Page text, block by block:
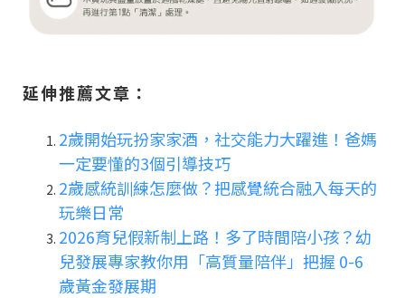
延伸推薦文章：
2歲開始玩扮家家酒，社交能力大躍進！爸媽
一定要懂的3個引導技巧
2歲感統訓練怎麼做？把感覺統合融入每天的
玩樂日常
2026育兒假新制上路！多了時間陪小孩？幼
兒發展專家教你用「高質量陪伴」把握 0-6
歲黃金發展期